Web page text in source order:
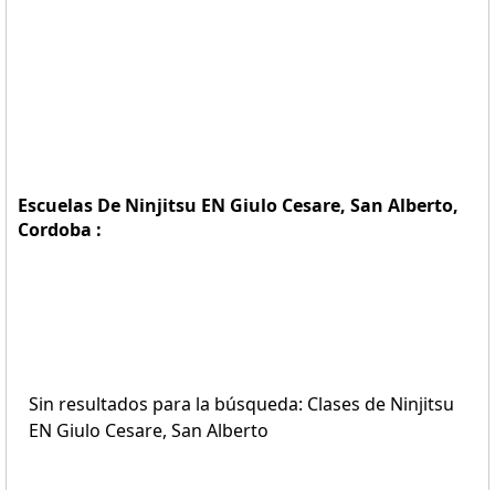
Escuelas De Ninjitsu EN Giulo Cesare, San Alberto,
Cordoba :
Sin resultados para la búsqueda: Clases de Ninjitsu
EN Giulo Cesare, San Alberto